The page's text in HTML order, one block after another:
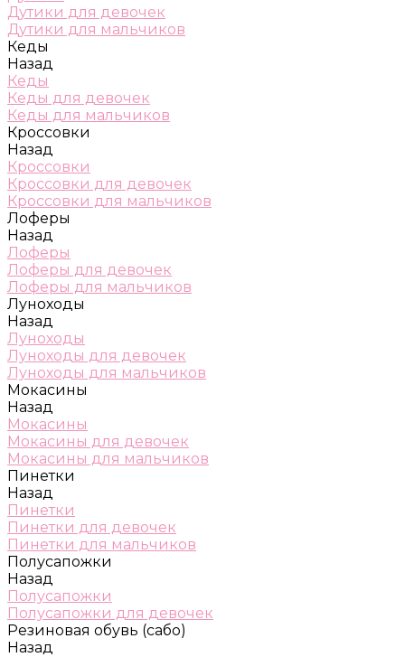
Дутики для девочек
Дутики для мальчиков
Кеды
Назад
Кеды
Кеды для девочек
Кеды для мальчиков
Кроссовки
Назад
Кроссовки
Кроссовки для девочек
Кроссовки для мальчиков
Лоферы
Назад
Лоферы
Лоферы для девочек
Лоферы для мальчиков
Луноходы
Назад
Луноходы
Луноходы для девочек
Луноходы для мальчиков
Мокасины
Назад
Мокасины
Мокасины для девочек
Мокасины для мальчиков
Пинетки
Назад
Пинетки
Пинетки для девочек
Пинетки для мальчиков
Полусапожки
Назад
Полусапожки
Полусапожки для девочек
Резиновая обувь (сабо)
Назад